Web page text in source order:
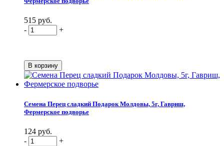
515 руб.
-
+
Семена Перец сладкий Подарок Молдовы, 5г, Гавриш,
Фермерское подворье
124 руб.
-
+